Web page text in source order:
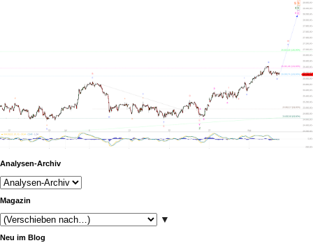
Analysen-Archiv
Magazin
▼
Neu im Blog